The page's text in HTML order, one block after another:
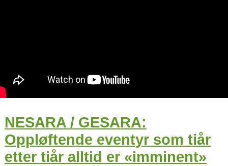
NESARA / GESARA:
Oppløftende eventyr som tiår
etter tiår alltid er «imminent»